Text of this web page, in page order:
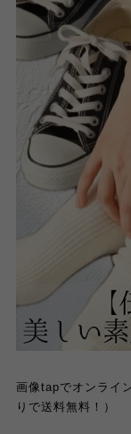
画像tapでオンライ
りで送料無料！）